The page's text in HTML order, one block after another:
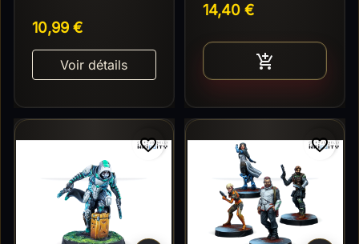
10,99 €
Voir détails
14,40 €

favorite_border favorite_border